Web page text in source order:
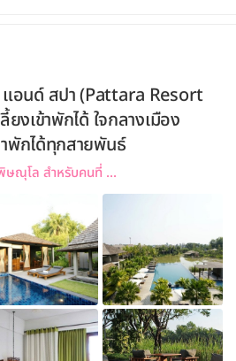
แอนด์ สปา (Pattara Resort
งเข้าพักได้ ใจกลางเมือง
พักได้ทุกสายพันธ์
ษณุโล สำหรับคนที่ ...